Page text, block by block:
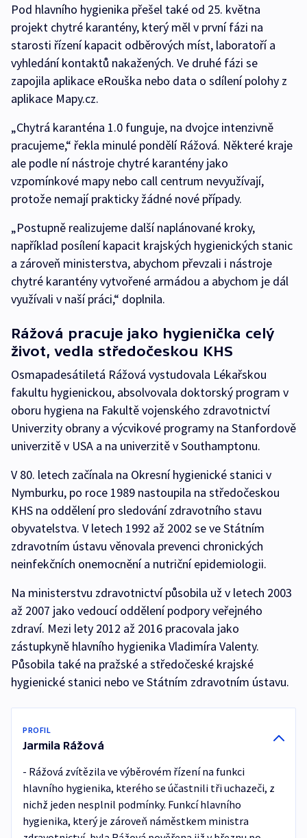
Pod hlavního hygienika přešel také od 25. května
projekt chytré karantény, který měl v první fázi na
starosti řízení kapacit odběrových míst, laboratoří a
vyhledání kontaktů nakažených. Ve druhé fázi se
zapojila aplikace eRouška nebo data o sdílení polohy z
aplikace Mapy.cz.
„Chytrá karanténa 1.0 funguje, na dvojce intenzivně
pracujeme,“ řekla minulé pondělí Rážová. Některé kraje
ale podle ní nástroje chytré karantény jako
vzpomínkové mapy nebo call centrum nevyužívají,
protože nemají prakticky žádné nové případy.
„Postupně realizujeme další naplánované kroky,
například posílení kapacit krajských hygienických stanic
a zároveň ministerstva, abychom převzali i nástroje
chytré karantény vytvořené armádou a abychom je dál
využívali v naší práci,“ doplnila.
Rážová pracuje jako hygienička celý
život, vedla středočeskou KHS
Osmapadesátiletá Rážová vystudovala Lékařskou
fakultu hygienickou, absolvovala doktorský program v
oboru hygiena na Fakultě vojenského zdravotnictví
Univerzity obrany a výcvikové programy na Stanfordově
univerzitě v USA a na univerzitě v Southamptonu.
V 80. letech začínala na Okresní hygienické stanici v
Nymburku, po roce 1989 nastoupila na středočeskou
KHS na oddělení pro sledování zdravotního stavu
obyvatelstva. V letech 1992 až 2002 se ve Státním
zdravotním ústavu věnovala prevenci chronických
neinfekčních onemocnění a nutriční epidemiologii.
Na ministerstvu zdravotnictví působila už v letech 2003
až 2007 jako vedoucí oddělení podpory veřejného
zdraví. Mezi lety 2012 až 2016 pracovala jako
zástupkyně hlavního hygienika Vladimíra Valenty.
Působila také na pražské a středočeské krajské
hygienické stanici nebo ve Státním zdravotním ústavu.
PROFIL
Jarmila Rážová
- Rážová zvítězila ve výběrovém řízení na funkci
hlavního hygienika, kterého se účastnili tři uchazeči, z
nichž jeden nesplnil podmínky. Funkcí hlavního
hygienika, který je zároveň náměstkem ministra